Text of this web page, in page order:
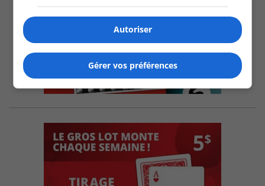
Autoriser
Gérer vos préférences